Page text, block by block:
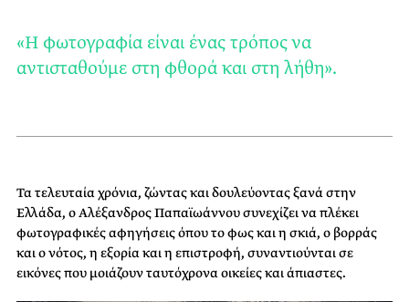
«Η φωτογραφία είναι ένας τρόπος να
αντισταθούμε στη φθορά και στη λήθη».
Τα τελευταία χρόνια, ζώντας και δουλεύοντας ξανά στην
Ελλάδα, ο Αλέξανδρος Παπαϊωάννου συνεχίζει να πλέκει
φωτογραφικές αφηγήσεις όπου το φως και η σκιά, ο βορράς
και ο νότος, η εξορία και η επιστροφή, συναντιούνται σε
εικόνες που μοιάζουν ταυτόχρονα οικείες και άπιαστες.